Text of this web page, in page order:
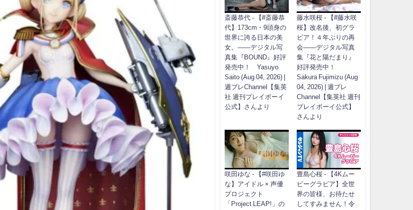
斎藤恭代 - 【#斎藤恭
代】173cm・9頭身の
世界に誇る日本の美
女。――デジタル写
真集『BOUND』好評
発売中！ Yasuyo
Saito (Aug 04, 2026) |
週プレChannel【集英
社 週刊プレイボーイ
公式】さんより
藤水咲桜 - 【#藤水咲
桜】改名後、初グラ
ビア！４年ぶりの再
会――デジタル写真
集『花と陽だまり』
好評発売中！
Sakura Fujimizu (Aug
04, 2026) | 週プレ
Channel【集英社 週刊
プレイボーイ公式】
さんより
咲田ゆな - 【#咲田ゆ
な】アイドル × 声優
プロジェクト
「Project LEAP!」の
豊島心桜 - 【4Kムー
ビーグラビア】全世
界の皆様、お待たせ
してすみません！令